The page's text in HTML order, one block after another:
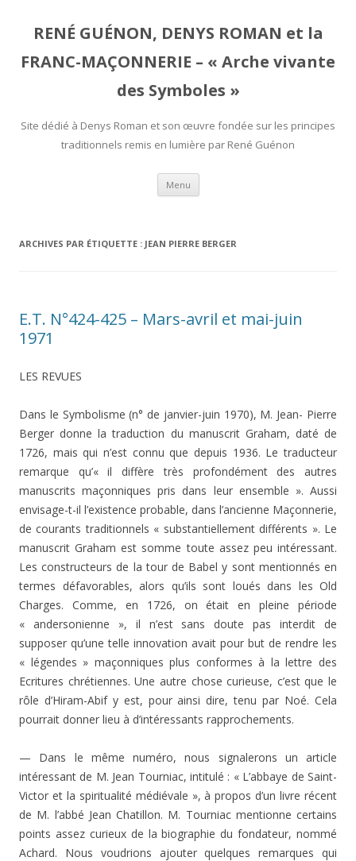
RENÉ GUÉNON, DENYS ROMAN et la
FRANC-MAÇONNERIE – « Arche vivante
des Symboles »
Site dédié à Denys Roman et son œuvre fondée sur les principes
traditionnels remis en lumière par René Guénon
Menu Aller
contenu
ARCHIVES PAR ÉTIQUETTE : JEAN PIERRE BERGER
E.T. N°424-425 – Mars-avril et mai-juin
1971
LES REVUES
Dans le Symbolisme (n° de janvier-juin 1970), M. Jean- Pierre
Berger donne la traduction du manuscrit Graham, daté de
1726, mais qui n’est connu que depuis 1936. Le traducteur
remarque qu’« il diffère très profondément des autres
manuscrits maçonniques pris dans leur ensemble ». Aussi
envisage-t-il l’existence probable, dans l’ancienne Maçonnerie,
de courants traditionnels « substantiellement différents ». Le
manuscrit Graham est somme toute assez peu intéressant.
Les constructeurs de la tour de Babel y sont mentionnés en
termes défavorables, alors qu’ils sont loués dans les Old
Charges. Comme, en 1726, on était en pleine période
« andersonienne », il n’est sans doute pas interdit de
supposer qu’une telle innovation avait pour but de rendre les
« légendes » maçonniques plus confor­mes à la lettre des
Ecritures chrétiennes. Une autre cho­se curieuse, c’est que le
rôle d’Hiram-Abif y est, pour ainsi dire, tenu par Noé. Cela
pourrait donner lieu à d’intéressants rapprochements.
— Dans le même numéro, nous signalerons un article
intéressant de M. Jean Tourniac, intitulé : « L’abbaye de Saint-
Victor et la spiritualité médiévale », à propos d’un livre récent
de M. l’abbé Jean Chatillon. M. Tourniac mentionne certains
points assez curieux de la biographie du fondateur, nommé
Achard. Nous voudrions ajouter quel­ques remarques qui